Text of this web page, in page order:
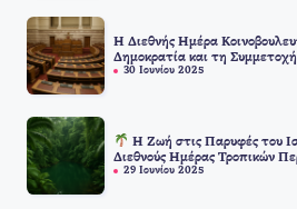
Η Διεθνής Ημέρα
Δημοκρατία και τη Συμμετοχή
30 Ιουνίου 2025
Η Ζωή στις Παρυφές του
Διεθνούς Ημέρας Τροπικών
29 Ιουνίου 2025